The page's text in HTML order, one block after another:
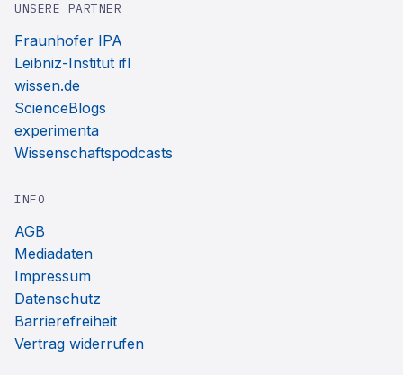
UNSERE PARTNER
Fraunhofer IPA
Leibniz-Institut ifl
wissen.de
ScienceBlogs
experimenta
Wissenschaftspodcasts
INFO
AGB
Mediadaten
Impressum
Datenschutz
Barrierefreiheit
Vertrag widerrufen